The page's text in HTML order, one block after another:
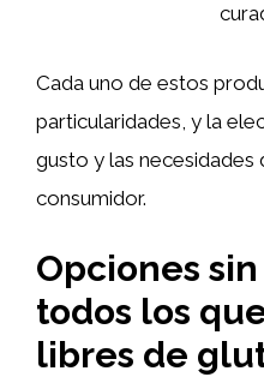
Cada uno de estos
particularidades, y la
gusto y las necesidades
consumidor.
Opciones
todos los
libres de